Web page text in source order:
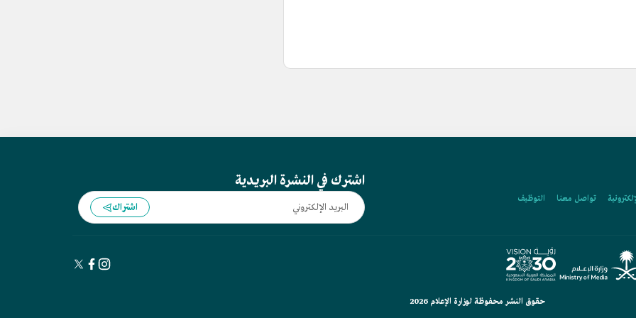
تواصل معنا التوظيف
اشترك في النشرة البريدية
اشتراك
حقوق النشر محفوظة لوزارة الإعلام 2026